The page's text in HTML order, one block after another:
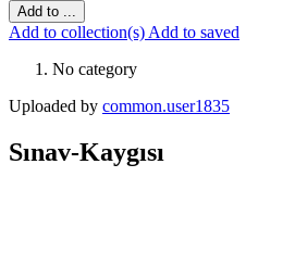
Add to ...
Add to collection(s) Add to saved
No category
Uploaded by common.user1835
Sınav-Kaygısı